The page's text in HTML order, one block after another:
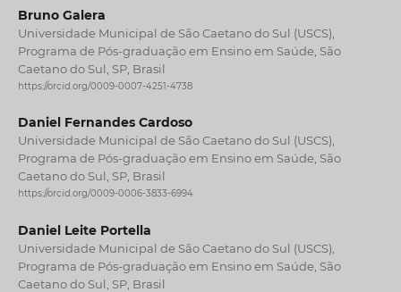
Bruno Galera
Universidade Municipal de São Caetano do Sul (USCS),
Programa de Pós-graduação em Ensino em Saúde, São
Caetano do Sul, SP, Brasil
https://orcid.org/0009-0007-4251-4738
Daniel Fernandes Cardoso
Universidade Municipal de São Caetano do Sul (USCS),
Programa de Pós-graduação em Ensino em Saúde, São
Caetano do Sul, SP, Brasil
https://orcid.org/0009-0006-3833-6994
Daniel Leite Portella
Universidade Municipal de São Caetano do Sul (USCS),
Programa de Pós-graduação em Ensino em Saúde, São
Caetano do Sul, SP, Brasil